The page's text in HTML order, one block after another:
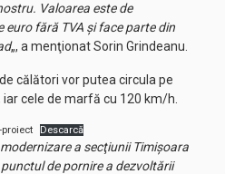
Valoarea este de
fără TVA şi face parte din
„, a menţionat Sorin Grindeanu.
călători vor putea circula pe
cele de marfă cu 120 km/h.
proiect Descarcă
a secţiunii Timişoara
de pornire a dezvoltării